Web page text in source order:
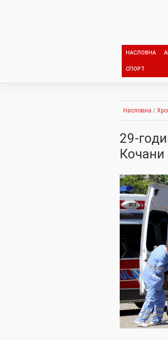
НАСЛОВНА
СПОРТ
Насловна /
29-
Кочани